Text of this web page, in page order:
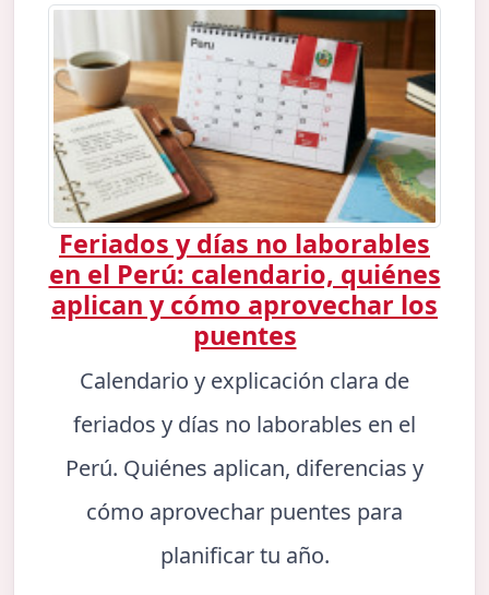
Feriados y días no laborables
en el Perú: calendario, quiénes
aplican y cómo aprovechar los
puentes
Calendario y explicación clara de
feriados y días no laborables en el
Perú. Quiénes aplican, diferencias y
cómo aprovechar puentes para
planificar tu año.